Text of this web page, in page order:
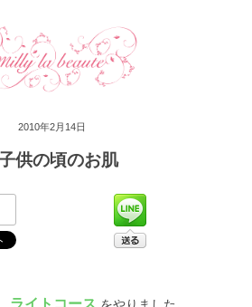
2010年2月14日
供の頃のお肌
ライトコース